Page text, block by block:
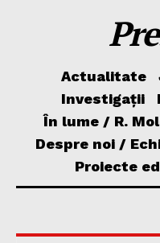
Actualitate
Investigații
În lume / R.
Despre noi /
Proiecte